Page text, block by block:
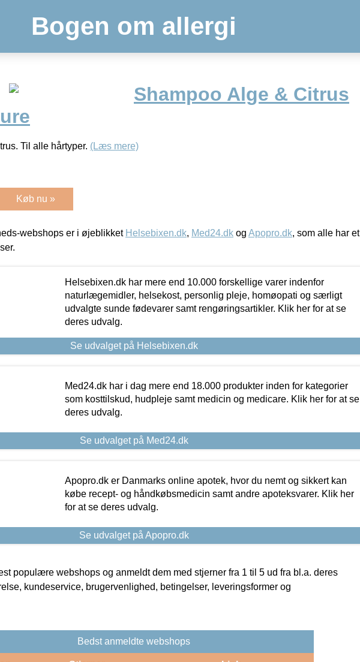
Bogen om allergi
Shampoo Alge & Citrus
Til alle hårtyper. (Læs mere)
Køb nu »
webshops er i øjeblikket Helsebixen.dk, Med24.dk og Apopro.dk, som alle har et
Helsebixen.dk har mere end 10.000 forskellige varer indenfor
naturlægemidler, helsekost, personlig pleje, homøopati og særligt
udvalgte sunde fødevarer samt rengøringsartikler. Klik her for at se
deres udvalg.
Se udvalget på Helsebixen.dk
Med24.dk har i dag mere end 18.000 produkter inden for kategorier
som kosttilskud, hudpleje samt medicin og medicare. Klik her for at se
deres udvalg.
Se udvalget på Med24.dk
Apopro.dk er Danmarks online apotek, hvor du nemt og sikkert kan
købe recept- og håndkøbsmedicin samt andre apoteksvarer. Klik her
for at se deres udvalg.
Se udvalget på Apopro.dk
populære webshops og anmeldt dem med stjerner fra 1 til 5 ud fra bl.a. deres
kundeservice, brugervenlighed, betingelser, leveringsformer og
Bedst anmeldte webshops